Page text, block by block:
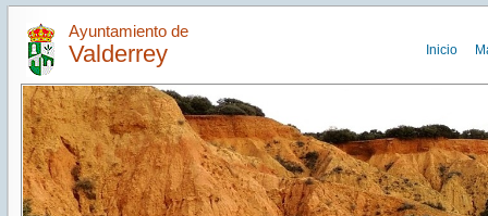
Ayuntamiento de
Valderrey Inicio